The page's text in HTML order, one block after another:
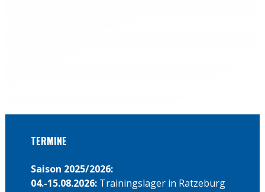
TERMINE
Saison 2025/2026:
04.-15.08.2026: Trainingslager in Ratzeburg